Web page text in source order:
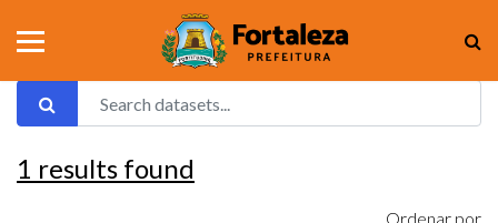
1 results found
Ordenar por